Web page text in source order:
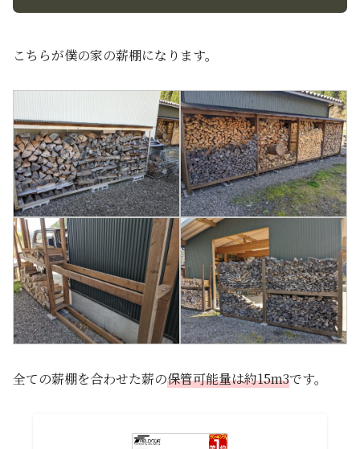
こちらが僕の家の薪棚になります。
全ての薪棚を合わせた薪の保管可能量は約15m3です。